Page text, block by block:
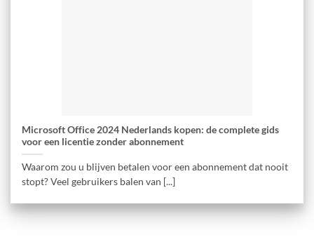
Microsoft Office 2024 Nederlands kopen: de complete gids
voor een licentie zonder abonnement
Waarom zou u blijven betalen voor een abonnement dat nooit
stopt? Veel gebruikers balen van [...]